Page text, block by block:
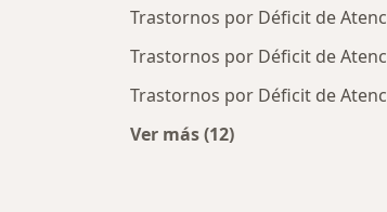
Trastornos por Déficit de
Trastornos por Déficit de
Trastornos por Déficit de
Ver más (12)